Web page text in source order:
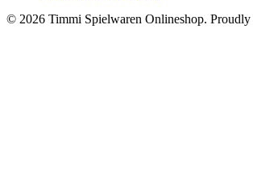
© 2026 Timmi Spielwaren Onlineshop.